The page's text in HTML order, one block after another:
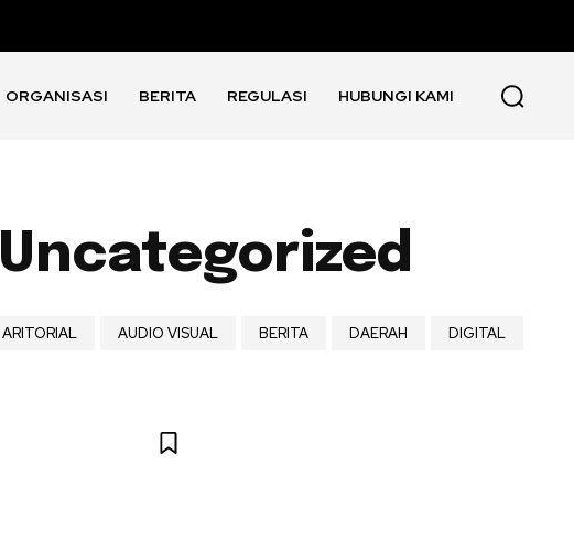
ORGANISASI BERITA REGULASI HUBUNGI KAMI
Uncategorized
ARITORIAL AUDIO VISUAL BERITA DAERAH DIGITAL